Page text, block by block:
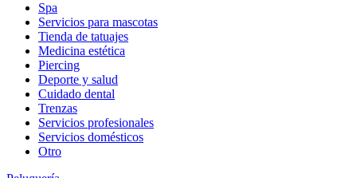
Spa
Servicios para mascotas
Tienda de tatuajes
Medicina estética
Piercing
Deporte y salud
Cuidado dental
Trenzas
Servicios profesionales
Servicios domésticos
Otro